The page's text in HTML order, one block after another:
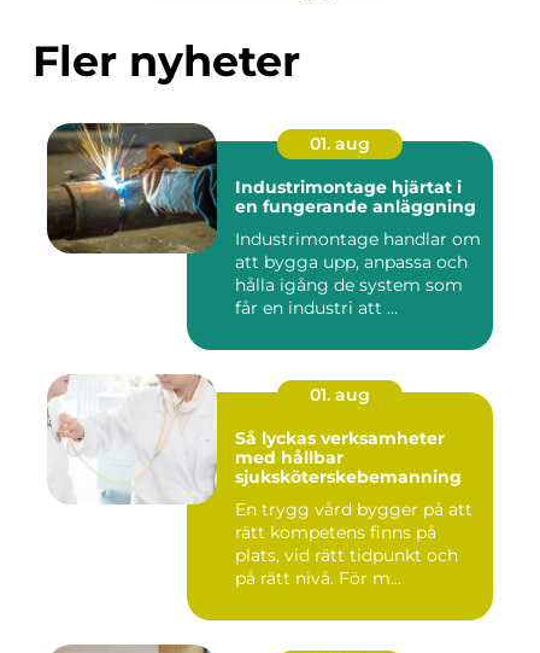
Fler nyheter
01. aug
Industrimontage hjärtat i
en fungerande anläggning
Industrimontage handlar om
att bygga upp, anpassa och
hålla igång de system som
får en industri att ...
01. aug
Så lyckas verksamheter
med hållbar
sjuksköterskebemanning
En trygg vård bygger på att
rätt kompetens finns på
plats, vid rätt tidpunkt och
på rätt nivå. För m...